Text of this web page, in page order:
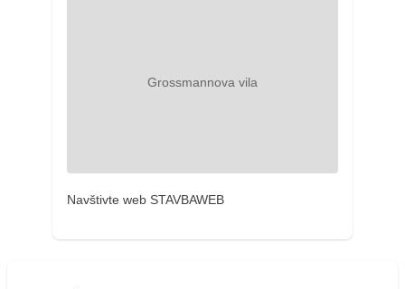
Navštivte web STAVBAWEB